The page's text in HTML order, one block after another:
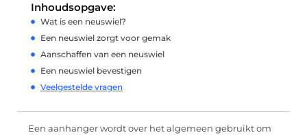
Inhoudsopgave:
Wat is een neuswiel?
Een neuswiel zorgt voor gemak
Aanschaffen van een neuswiel
Een neuswiel bevestigen
Veelgestelde vragen
Een aanhanger wordt over het algemeen gebruikt om